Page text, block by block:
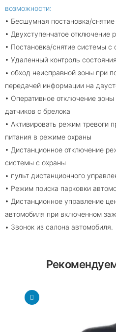
возможности:
• Бесшумная постановка/
• Двухступенчатое отключение
• Постановка/снятие системы с
• Удаленный контроль
• обход неисправной зоны при
передачей информации на
• Оперативное отключение
датчиков с брелока
• Активировать режим тревоги
питания в режиме охраны
• Дистанционное отключение
системы с охраны
• пульт дистанционного
• Режим поиска парковки
• Дистанционное управление
автомобиля при включенном
• Звонок из салона автомобиля.